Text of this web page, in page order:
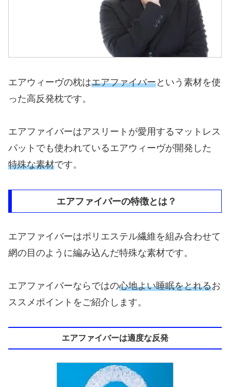
エアウィーヴの枕はエアファイバーという素材を使
った高反発枕です。
エアファイバーはアスリートが愛用するマットレス
パットでも使われているエアウィーヴが開発した
特殊な素材です。
エアファイバーの特徴とは？
エアファイバーはポリエステル繊維を組み合わせて
網の目のように編み込んだ特殊な素材です。
エアファイバーならではの心地よい睡眠をとれるお
ススメポイントをご紹介します。
エアファイバーは適度な反発